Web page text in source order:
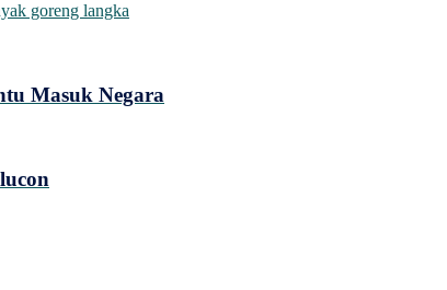
goreng langka
Masuk Negara